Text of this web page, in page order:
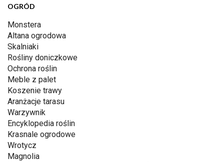
OGRÓD
Monstera
Altana ogrodowa
Skalniaki
Rośliny doniczkowe
Ochrona roślin
Meble z palet
Koszenie trawy
Aranżacje tarasu
Warzywnik
Encyklopedia roślin
Krasnale ogrodowe
Wrotycz
Magnolia